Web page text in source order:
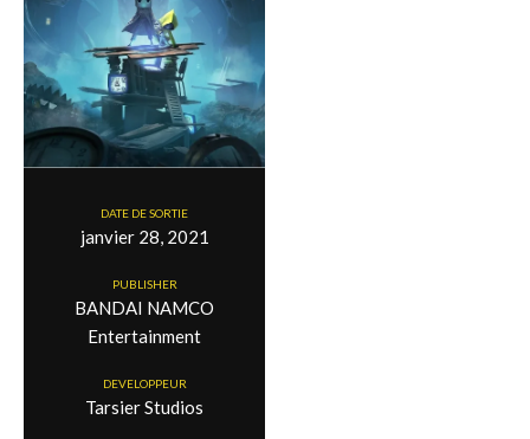
DATE DE SORTIE
janvier 28, 2021
PUBLISHER
BANDAI NAMCO
Entertainment
DEVELOPPEUR
Tarsier Studios